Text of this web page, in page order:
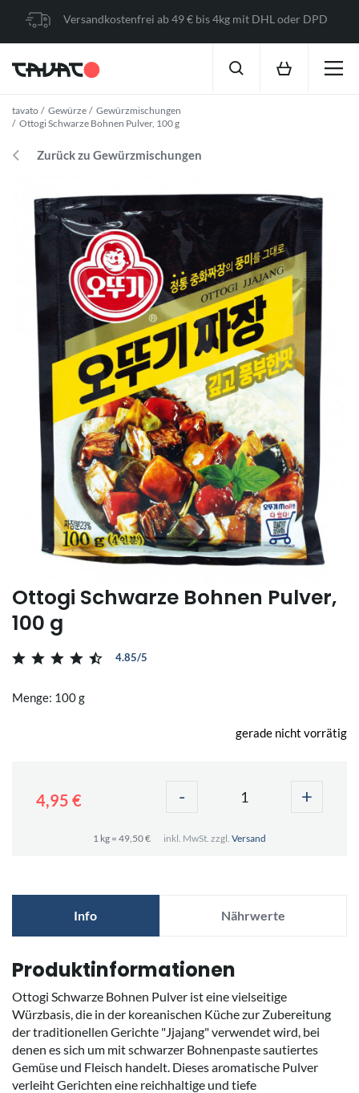
Versandkostenfrei ab 49 € bis 4kg mit DHL oder DPD
tavato Gewürze
Gewürzmischungen
Ottogi Schwarze Bohnen Pulver, 100 g
Zurück zu Gewürzmischungen
Ottogi Schwarze Bohnen Pulver,
100 g
4.85/5
Menge: 100 g
gerade nicht vorrätig
4,95 € - +
1 kg = 49,50 € inkl. MwSt. zzgl. Versand
Info Nährwerte
Produktinformationen
Ottogi Schwarze Bohnen Pulver ist eine vielseitige
Würzbasis, die in der koreanischen Küche zur Zubereitung
der traditionellen Gerichte "Jjajang" verwendet wird, bei
denen es sich um mit schwarzer Bohnenpaste sautiertes
Gemüse und Fleisch handelt. Dieses aromatische Pulver
verleiht Gerichten eine reichhaltige und tiefe